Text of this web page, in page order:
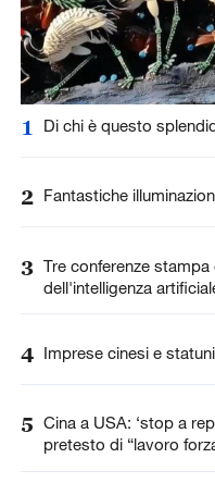
1 Di chi è questo
2 Fantastiche
3 Tre conferenze
dell'intelligenza
4 Imprese cinesi e
5 Cina a USA: ‘stop a
pretesto di “lavoro